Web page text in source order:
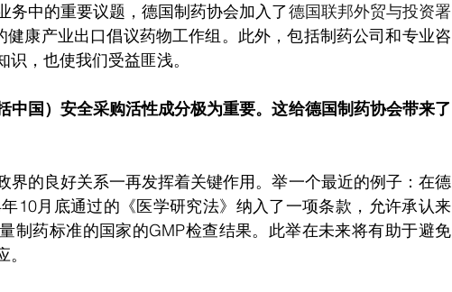
务中的重要议题，德国制药协会加入了德国联邦外贸与投资署
健康产业出口倡议药物工作组。此外，包括制药公司和专业咨
，也使我们受益匪浅。
中国）安全采购活性成分极为重要。这给德国制药协会带来了
界的良好关系一再发挥着关键作用。举一个最近的例子：在德
10月底通过的《医学研究法》纳入了一项条款，允许承认来
制药标准的国家的GMP检查结果。此举在未来将有助于避免